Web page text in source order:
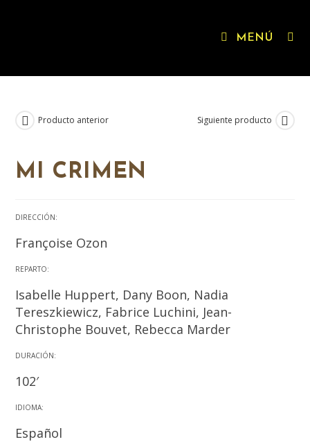
MENÚ
Producto anterior Siguiente producto
MI CRIMEN
DIRECCIÓN:
Françoise Ozon
REPARTO:
Isabelle Huppert, Dany Boon, Nadia
Tereszkiewicz, Fabrice Luchini, Jean-
Christophe Bouvet, Rebecca Marder
DURACIÓN:
102′
IDIOMA:
Español